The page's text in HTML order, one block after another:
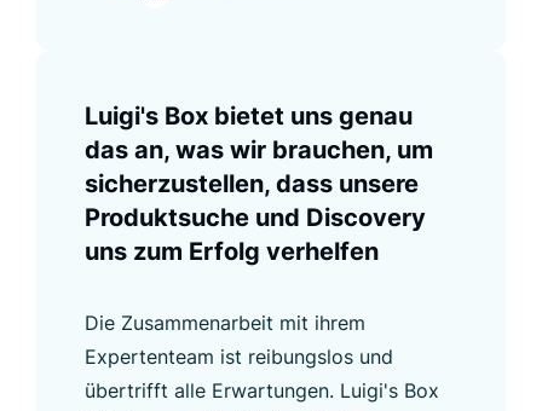
Luigi's Box bietet uns genau
das an, was wir brauchen, um
sicherzustellen, dass unsere
Produktsuche und Discovery
uns zum Erfolg verhelfen
Die Zusammenarbeit mit ihrem
Expertenteam ist reibungslos und
übertrifft alle Erwartungen. Luigi's Box